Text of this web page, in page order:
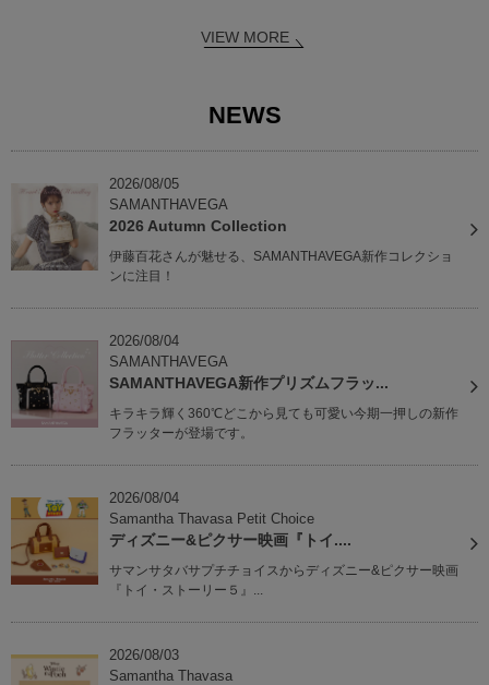
VIEW MORE
NEWS
2026/08/05
SAMANTHAVEGA
2026 Autumn Collection
伊藤百花さんが魅せる、SAMANTHAVEGA新作コレクショ
ンに注目！
2026/08/04
SAMANTHAVEGA
SAMANTHAVEGA新作プリズムフラッ...
キラキラ輝く360℃どこから見ても可愛い今期一押しの新作
フラッターが登場です。
2026/08/04
Samantha Thavasa Petit Choice
ディズニー&ピクサー映画『トイ....
サマンサタバサプチチョイスからディズニー&ピクサー映画
『トイ・ストーリー５』...
2026/08/03
Samantha Thavasa